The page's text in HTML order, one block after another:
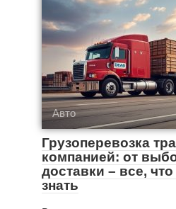
Авто
Грузоперевозка
компанией: от
доставки – все,
знать